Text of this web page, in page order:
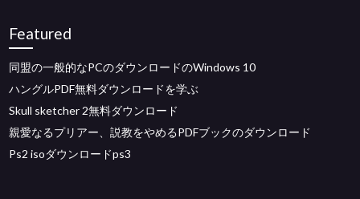
Featured
同盟の一般的なPCのダウンロードのWindows 10
ハングルPDF無料ダウンロードを学ぶ
Skull sketcher 2無料ダウンロード
親愛なるプリアー、説教をやめるPDFブックのダウンロード
Ps2 isoダウンロードps3